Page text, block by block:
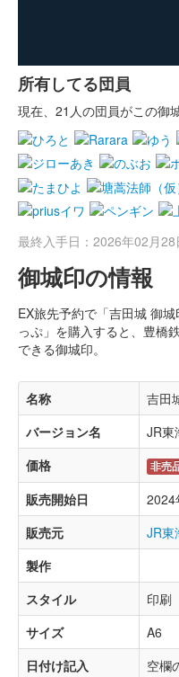
所有してる団員
現在、21人の団員がこの御
最終入手日：2026年02月28
御城印の情報
EX旅先予約で「吉田城 御
っぷ」を購入すると、豊橋
できる御城印。
名称
吉田
バージョン名
JR東
価格
非売
販売開始日
2024
販売元
JR東
製作
スタイル
印刷
サイズ
A6
日付け記入
空欄